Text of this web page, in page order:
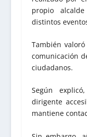
propio
distintos
También
comunicación
ciudadanos.
Según
dirigente
mantiene